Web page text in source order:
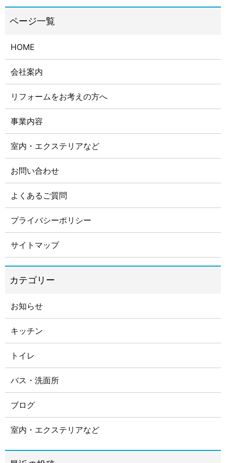
HOME
会社案内
リフォームをお考えの方へ
事業内容
室内・エクステリアなど
お問い合わせ
よくあるご質問
プライバシーポリシー
サイトマップ
お知らせ
キッチン
トイレ
バス・洗面所
ブログ
室内・エクステリアなど